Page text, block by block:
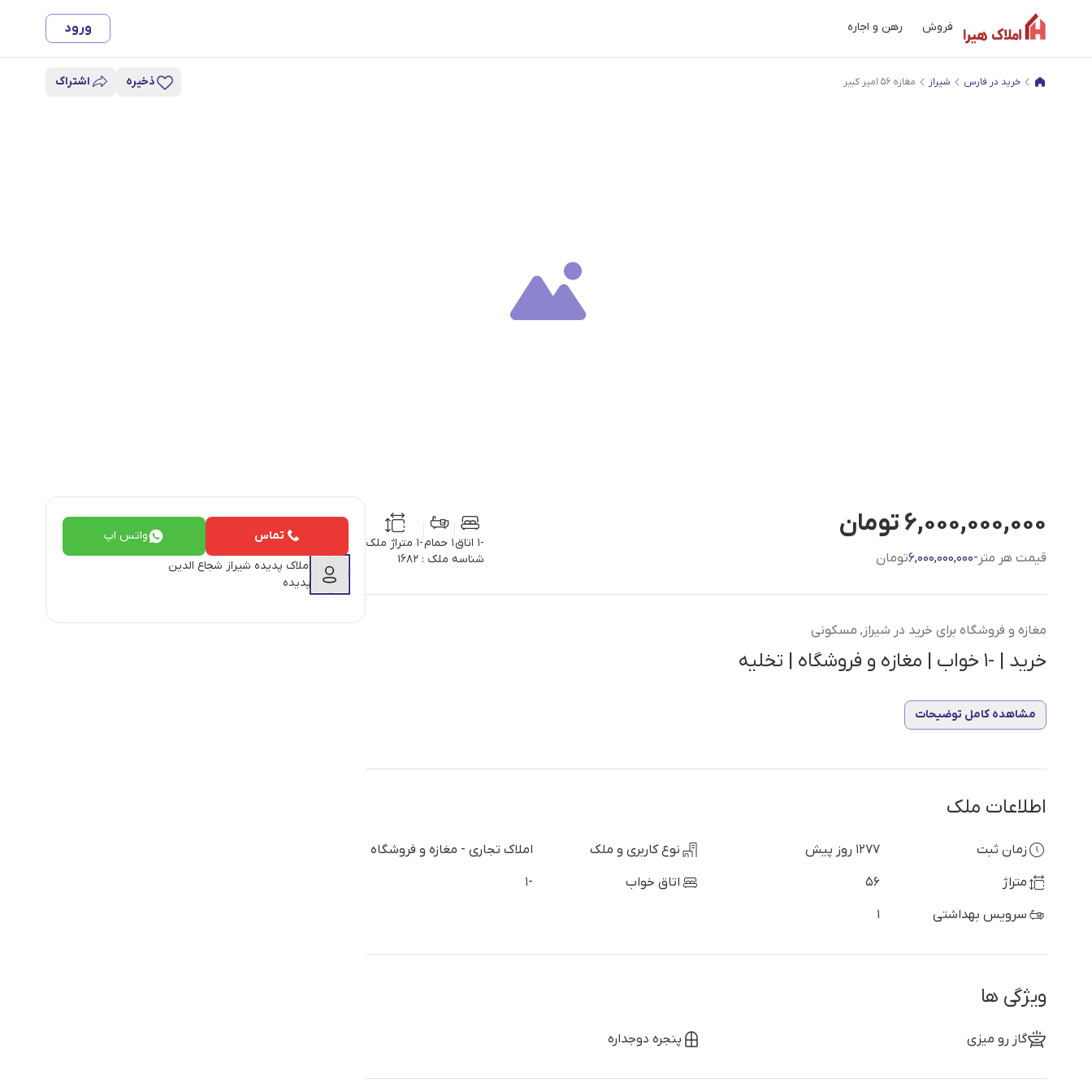
فروش رهن و اجاره ورود
خرید در فارس شیراز مغازه 56 امیر کبیر ذخیره اشتراک
6,000,000,000 تومان
قیمت هر متر -6,000,000,000 تومان
-1 اتاق 1 حمام
-1 متراژ ملک
شناسه ملک : 1682
مغازه و فروشگاه برای خرید در شیراز, مسکونی
خرید | -1 خواب | مغازه و فروشگاه | تخلیه
مشاهده کامل توضیحات
اطلاعات ملک
زمان ثبت 1277 روز پیش نوع کاربری و ملک
املاک تجاری - مغازه و فروشگاه
متراژ
56 اتاق خواب
-1
سرویس بهداشتی
1
ویژگی ها
گاز رو میزی پنجره دوجداره
تماس
واتس اپ
املاک پدیده شیراز شجاع الدین
پدیده